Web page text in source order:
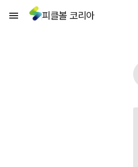
피클볼 코리아